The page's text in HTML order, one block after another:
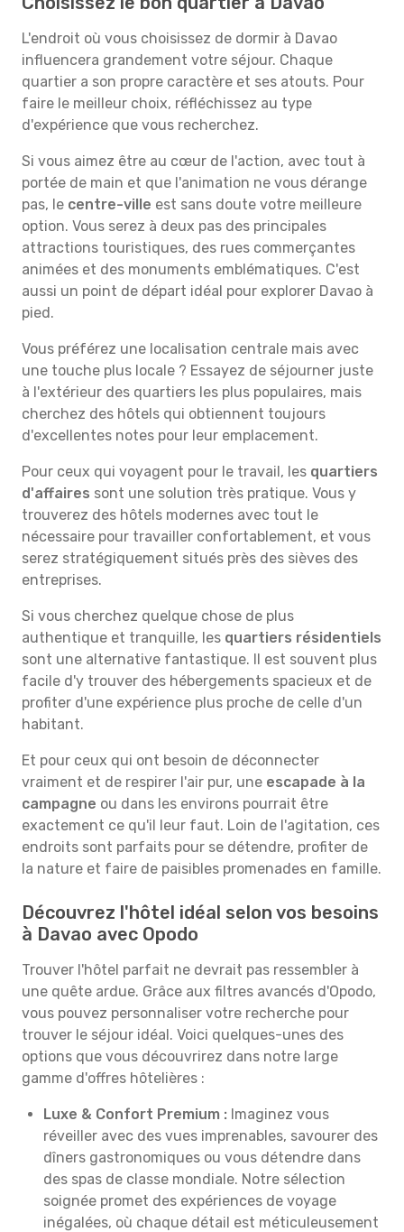
L'endroit où vous choisissez de dormir à Davao
influencera grandement votre séjour. Chaque
quartier a son propre caractère et ses atouts. Pour
faire le meilleur choix, réfléchissez au type
d'expérience que vous recherchez.
Si vous aimez être au cœur de l'action, avec tout à
portée de main et que l'animation ne vous dérange
pas, le centre-ville est sans doute votre meilleure
option. Vous serez à deux pas des principales
attractions touristiques, des rues commerçantes
animées et des monuments emblématiques. C'est
aussi un point de départ idéal pour explorer Davao à
pied.
Vous préférez une localisation centrale mais avec
une touche plus locale ? Essayez de séjourner juste
à l'extérieur des quartiers les plus populaires, mais
cherchez des hôtels qui obtiennent toujours
d'excellentes notes pour leur emplacement.
Pour ceux qui voyagent pour le travail, les quartiers
d'affaires sont une solution très pratique. Vous y
trouverez des hôtels modernes avec tout le
nécessaire pour travailler confortablement, et vous
serez stratégiquement situés près des sièves des
entreprises.
Si vous cherchez quelque chose de plus
authentique et tranquille, les quartiers résidentiels
sont une alternative fantastique. Il est souvent plus
facile d'y trouver des hébergements spacieux et de
profiter d'une expérience plus proche de celle d'un
habitant.
Et pour ceux qui ont besoin de déconnecter
vraiment et de respirer l'air pur, une escapade à la
campagne ou dans les environs pourrait être
exactement ce qu'il leur faut. Loin de l'agitation, ces
endroits sont parfaits pour se détendre, profiter de
la nature et faire de paisibles promenades en famille.
Découvrez l'hôtel idéal selon vos besoins
à Davao avec Opodo
Trouver l'hôtel parfait ne devrait pas ressembler à
une quête ardue. Grâce aux filtres avancés d'Opodo,
vous pouvez personnaliser votre recherche pour
trouver le séjour idéal. Voici quelques-unes des
options que vous découvrirez dans notre large
gamme d'offres hôtelières :
Luxe & Confort Premium : Imaginez vous
réveiller avec des vues imprenables, savourer des
dîners gastronomiques ou vous détendre dans
des spas de classe mondiale. Notre sélection
soignée promet des expériences de voyage
inégalées, où chaque détail est méticuleusement